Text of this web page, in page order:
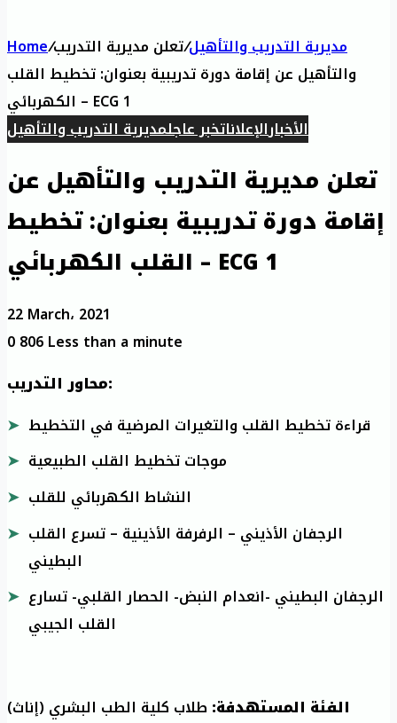
Home/ مديرية التدريب والتأهيل/تعلن مديرية التدريب
والتأهيل عن إقامة دورة تدريبية بعنوان: تخطيط القلب
الكهربائي – ECG 1
الأخبارالإعلاناتخبر عاجلمديرية التدريب والتأهيل
تعلن مديرية التدريب والتأهيل عن
إقامة دورة تدريبية بعنوان: تخطيط
القلب الكهربائي – ECG 1
22 March، 2021
0806Less than a minute
محاور التدريب:
قراءة تخطيط القلب والتغيرات المرضية في التخطيط
موجات تخطيط القلب الطبيعية
النشاط الكهربائي للقلب
الرجفان الأذيني – الرفرفة الأذينية – تسرع القلب
البطيني
الرجفان البطيني -انعدام النبض- الحصار القلبي- تسارع
القلب الجيبي
الفئة المستهدفة: طلاب كلية الطب البشري (إناث)